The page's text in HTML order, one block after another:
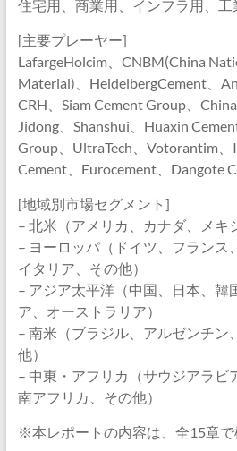
住宅用、商業用、インフラ用、工
[主要プレーヤー]
LafargeHolcim、CNBM(China
Material)、HeidelbergCement、
CRH、Siam Cement Group、China
Jidong、Shanshui、Huaxin
Group、UltraTech、Votorantim、
Cement、Eurocement、Dangote
[地域別市場セグメント]
– 北米（アメリカ、カナダ、メキ
– ヨーロッパ（ドイツ、フランス
イタリア、その他）
– アジア太平洋（中国、日本、韓
ア、オーストラリア）
– 南米（ブラジル、アルゼンチン
他）
– 中東・アフリカ（サウジアラビ
南アフリカ、その他）
※本レポートの内容は、全15章で